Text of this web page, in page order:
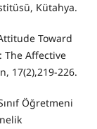
Kütahya.
Toward
The Affective
17(2),219-226.
Öğretmeni